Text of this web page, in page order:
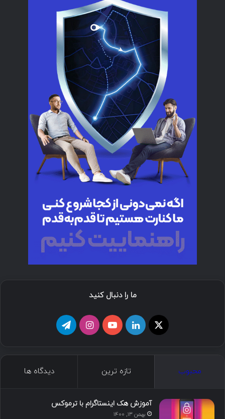
ما را دنبال کنید
د
و
ت
ا
محبوب تازه ترین دیدگاه ها
آموزش هک اینستاگرام با ترموکس
بهمن ۱۳, ۱۴۰۰